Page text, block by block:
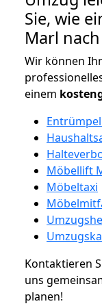
Sie, wie
Marl
Wir können
einem
Möbellift
Möbeltaxi
Kontaktieren
uns
planen!